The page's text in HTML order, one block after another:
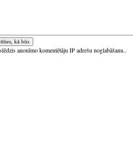
anonīmo komentētāju IP adrešu noglabāšanu..